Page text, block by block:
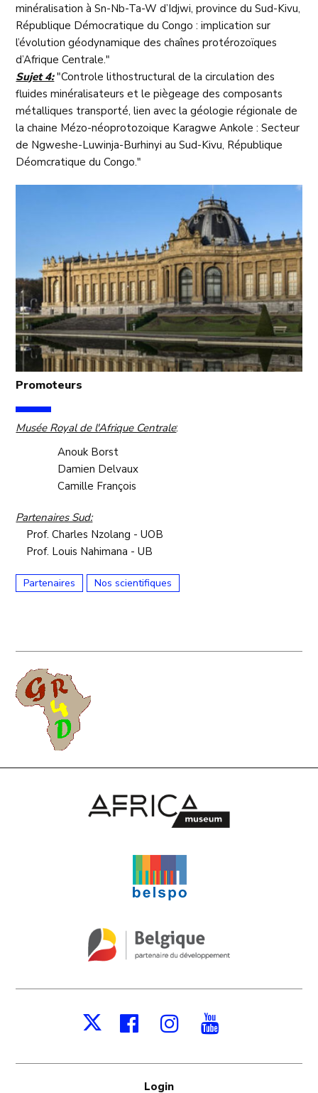
minéralisation à Sn-Nb-Ta-W d’Idjwi, province du Sud-Kivu,
République Démocratique du Congo : implication sur
l’évolution géodynamique des chaînes protérozoïques
d’Afrique Centrale."
Sujet 4:"Controle lithostructural de la circulation des
fluides minéralisateurs et le piègeage des composants
métalliques transporté, lien avec la géologie régionale de
la chaine Mézo-néoprotozoique Karagwe Ankole : Secteur
de Ngweshe-Luwinja-Burhinyi au Sud-Kivu, République
Déomcratique du Congo."
Promoteurs
Musée Royal de l'Afrique Centrale:
Anouk Borst
Damien Delvaux
Camille François
Partenaires Sud:
Prof. Charles Nzolang - UOB
Prof. Louis Nahimana - UB
Partenaires Nos scientifiques
FacebookInstagram
Login